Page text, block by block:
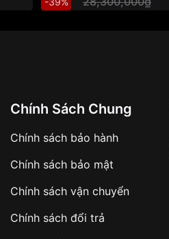
Chính Sách Chung
Chính sách bảo hành
Chính sách bảo mật
Chính sách vận chuyển
Chính sách đổi trả